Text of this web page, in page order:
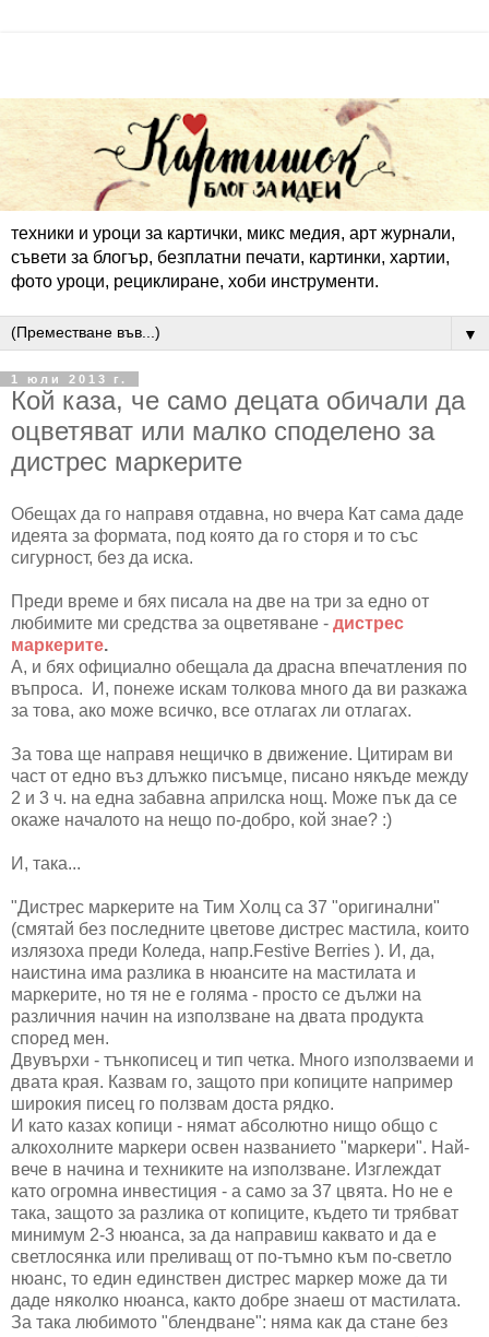
техники и уроци за картички, микс медия, арт журнали,
съвети за блогър, безплатни печати, картинки, хартии,
фото уроци, рециклиране, хоби инструменти.
▼
1 юли 2013 г.
Кой каза, че само децата обичали да
оцветяват или малко споделено за
дистрес маркерите
Обещах да го направя отдавна, но вчера Кат сама даде
идеята за формата, под която да го сторя и то със
сигурност, без да иска.
Преди време и бях писала на две на три за едно от
любимите ми средства за оцветяване - дистрес
маркерите.
А, и бях официално обещала да драсна впечатления по
въпроса. И, понеже искам толкова много да ви разкажа
за това, ако може всичко, все отлагах ли отлагах.
За това ще направя нещичко в движение. Цитирам ви
част от едно въз длъжко писъмце, писано някъде между
2 и 3 ч. на една забавна априлска нощ. Може пък да се
окаже началото на нещо по-добро, кой знае? :)
И, така...
"Дистрес маркерите на Тим Холц са 37 "оригинални"
(смятай без последните цветове дистрес мастила, които
излязоха преди Коледа, напр.Festive Berries ). И, да,
наистина има разлика в нюансите на мастилата и
маркерите, но тя не е голяма - просто се дължи на
различния начин на използване на двата продукта
според мен.
Двувърхи - тънкописец и тип четка. Много използваеми и
двата края. Казвам го, защото при копиците например
широкия писец го ползвам доста рядко.
И като казах копици - нямат абсолютно нищо общо с
алкохолните маркери освен названието "маркери". Най-
вече в начина и техниките на използване. Изглеждат
като огромна инвестиция - а само за 37 цвята. Но не е
така, защото за разлика от копиците, където ти трябват
минимум 2-3 нюанса, за да направиш каквато и да е
светлосянка или преливащ от по-тъмно към по-светло
нюанс, то един единствен дистрес маркер може да ти
даде няколко нюанса, както добре знаеш от мастилата.
За така любимото "блендване": няма как да стане без